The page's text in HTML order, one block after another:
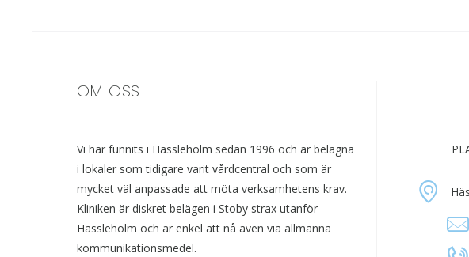
OM OSS
Vi har funnits i Hässleholm sedan 1996 och är belägna
i lokaler som tidigare varit vårdcentral och som är
mycket väl anpassade att möta verksamhetens krav.
Kliniken är diskret belägen i Stoby strax utanför
Hässleholm och är enkel att nå även via allmänna
kommunikationsmedel.